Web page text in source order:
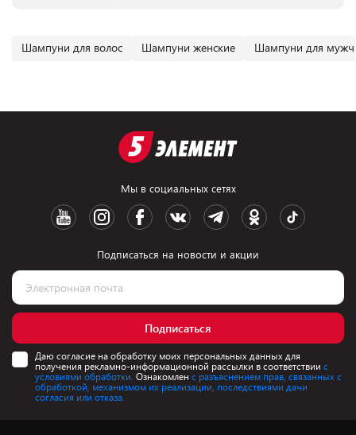
Шампуни для волос Шампуни женские Шампуни для
Мы в социальных сетях
Подписаться на новости и акции
Подписаться
Даю согласие на обработку моих персональных данных для
получения рекламно-информационной рассылки в соответствии с
условиями обработки. Ознакомлен с разъяснением прав, связанных с
обработкой, механизмом их реализации, последствиями дачи
согласия или отказа.